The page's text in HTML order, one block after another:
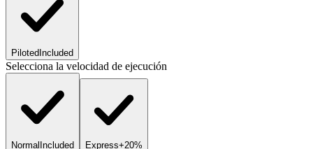
Piloted Included
Selecciona la velocidad de ejecución
Normal Included Express+20%